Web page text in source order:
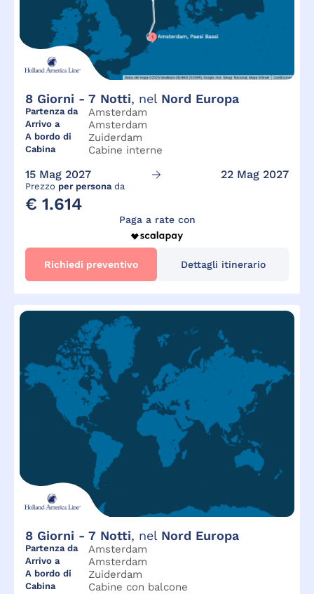
8 Giorni - 7 Notti, nel Nord Europa
Partenza da Amsterdam
Arrivo a Amsterdam
A bordo di Zuiderdam
Cabina Cabine interne
15 Mag 2027 22 Mag 2027
Prezzo per personada
€ 1.614
Paga a rate con
Richiedi preventivo Dettagli itinerario
8 Giorni - 7 Notti, nel Nord Europa
Partenza da Amsterdam
Arrivo a Amsterdam
A bordo di Zuiderdam
Cabina Cabine con balcone